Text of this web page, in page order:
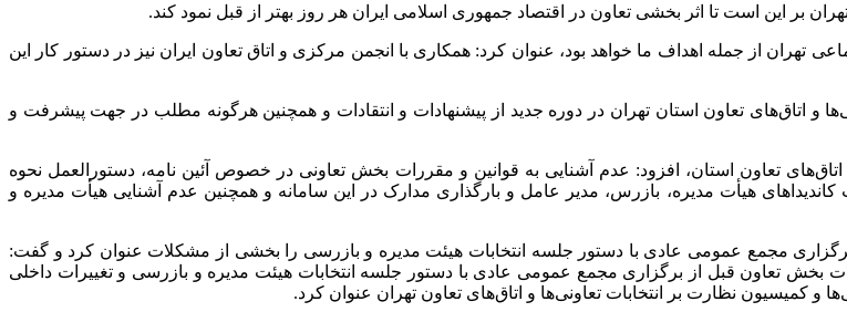
بر این است تا اثر بخشی تعاون در اقتصاد جمهوری اسلامی ایران هر روز بهتر از قبل نمود کند.
تهران از جمله اهداف ما خواهد بود، عنوان کرد: همکاری با انجمن مرکزی و اتاق تعاون ایران نیز در دستور کار این
و اتاق‌های تعاون استان تهران در دوره جدید از پیشنهادات و انتقادات و همچنین هرگونه مطلب در جهت پیشرفت و
تعاون استان، افزود: عدم آشنایی به قوانین و مقررات بخش تعاونی در خصوص آئین نامه، دستورالعمل نحوه
هیأت مدیره، بازرس، مدیر عامل و بارگذاری مدارک در این سامانه و همچنین عدم آشنایی هیأت مدیره و
مجمع عمومی عادی با دستور جلسه انتخابات هیئت مدیره و بازرسی را بخشی از مشکلات عنوان کرد و گفت:
بخش تعاون قبل از برگزاری مجمع عمومی عادی با دستور جلسه انتخابات هیئت مدیره و بازرسی و تغییرات داخلی
کمیسیون نظارت بر انتخابات تعاونی‌ها و اتاق‌های تعاون تهران عنوان کرد.